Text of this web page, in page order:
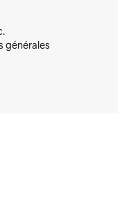
générales